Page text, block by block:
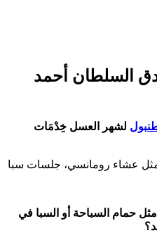
السلطان أحمد
لشهر العسل خِدْمَات
عشاء رومانسي، جلسات سبا
حمام السباحة أو السبا في